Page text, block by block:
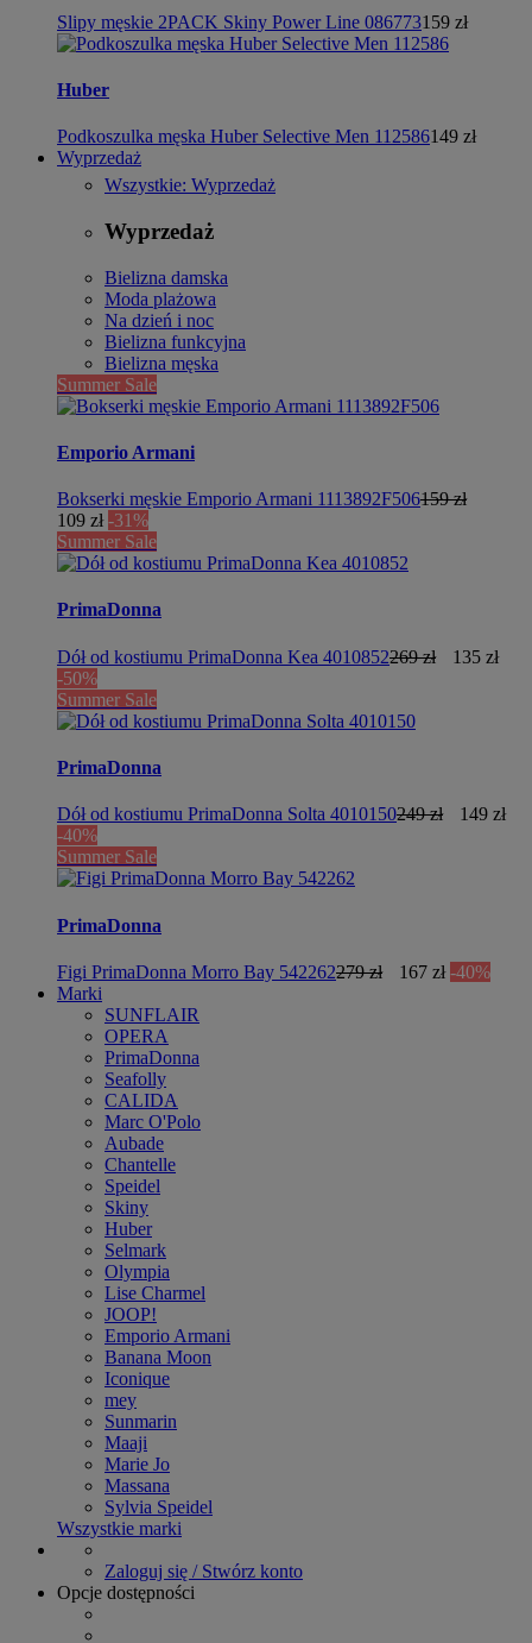
Slipy męskie 2PACK Skiny Power Line 086773159 zł
Huber
Podkoszulka męska Huber Selective Men 112586149 zł
Wyprzedaż
Wszystkie: Wyprzedaż
Wyprzedaż
Bielizna damska
Moda plażowa
Na dzień i noc
Bielizna funkcyjna
Bielizna męska
Summer Sale
Emporio Armani
Bokserki męskie Emporio Armani 1113892F506159 zł
109 zł -31%
Summer Sale
PrimaDonna
Dół od kostiumu PrimaDonna Kea 4010852269 zł
135 zł
-50%
Summer Sale
PrimaDonna
Dół od kostiumu PrimaDonna Solta 4010150249 zł
149 zł
-40%
Summer Sale
PrimaDonna
Figi PrimaDonna Morro Bay 542262279 zł 167 zł -40%
Marki
SUNFLAIR
OPERA
PrimaDonna
Seafolly
CALIDA
Marc O'Polo
Aubade
Chantelle
Speidel
Skiny
Huber
Selmark
Olympia
Lise Charmel
JOOP!
Emporio Armani
Banana Moon
Iconique
mey
Sunmarin
Maaji
Marie Jo
Massana
Sylvia Speidel
Wszystkie marki
Zaloguj się / Stwórz konto
Opcje dostępności